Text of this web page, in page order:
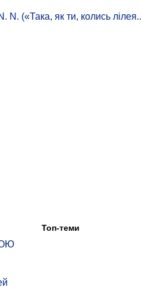
N. («Така, як ти, колись
Топ-теми